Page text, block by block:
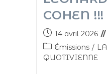
COHEN !!!
14 avril 2026
Émissions / LA
QUOTIVIENNE